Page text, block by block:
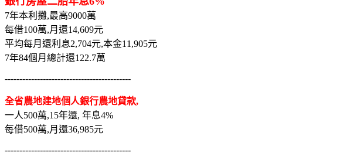
7年本利攤,最高9000萬
每借100萬,月還14,609元
平均每月還利息2,704元,本金11,905元
7年84個月總計還122.7萬
-------------------------------------------
全省農地建地個人銀行農地貸款,
一人500萬,15年還, 年息4%
每借500萬,月還36,985元
-------------------------------------------